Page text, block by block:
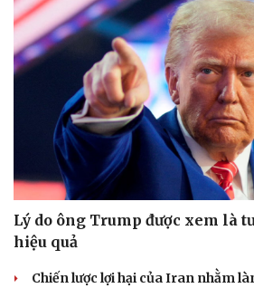
Lý do ông Trump được xem là
hiệu quả
Chiến lược lợi hại của Iran nhằm